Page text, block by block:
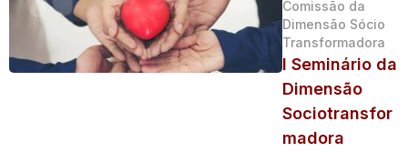
Comissão da
Dimensão Sócio
Transformadora
I Seminário da
Dimensão
Sociotransfor
madora